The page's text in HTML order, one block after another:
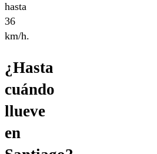
hasta
36
km/h.
¿Hasta
cuándo
llueve
en